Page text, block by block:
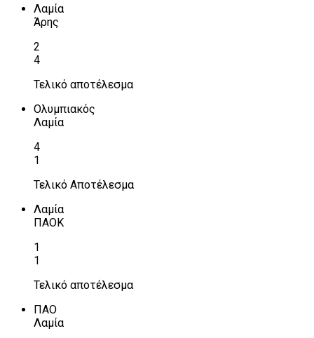
Λαμία
Άρης
2
4
Τελικό αποτέλεσμα
Ολυμπιακός
Λαμία
4
1
Τελικό Αποτέλεσμα
Λαμία
ΠΑΟΚ
1
1
Τελικό αποτέλεσμα
ΠΑΟ
Λαμία